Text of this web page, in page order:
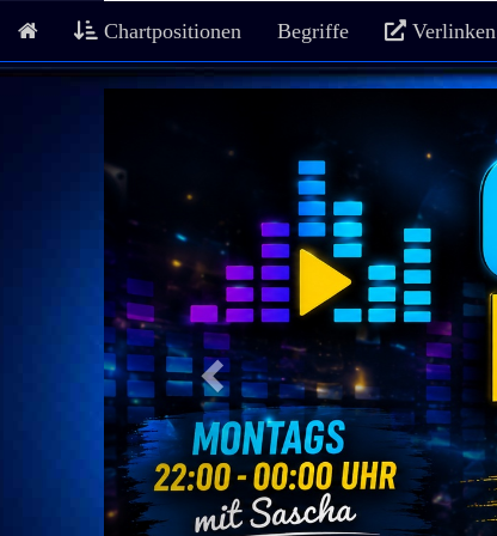
Chartpositionen Begriffe Verlinken